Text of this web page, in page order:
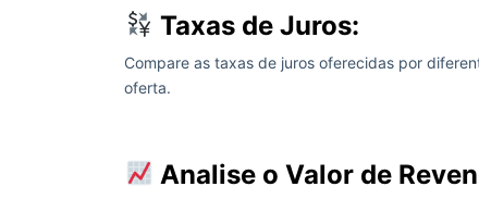
Taxas de Juros:
Compare as taxas de juros oferecidas por
oferta.
Analise o Valor de